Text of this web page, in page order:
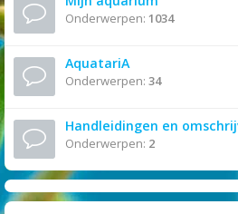
Onderwerpen: 1034
AquatariA
Onderwerpen: 34
Handleidingen en
Onderwerpen: 2